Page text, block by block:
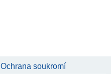
soukromí